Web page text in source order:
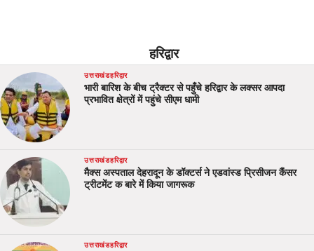
हरिद्वार
उत्तराखंडहरिद्वार
भारी बारिश के बीच ट्रैक्टर से पहुँचे हरिद्वार के लक्सर आपदा
प्रभावित क्षेत्रों में पहुंचे सीएम धामी
उत्तराखंडहरिद्वार
मैक्स अस्पताल देहरादून के डॉक्टर्स ने एडवांस्ड प्रिसीजन कैंसर
ट्रीटमेंट क बारे में किया जागरूक
उत्तराखंडहरिद्वार